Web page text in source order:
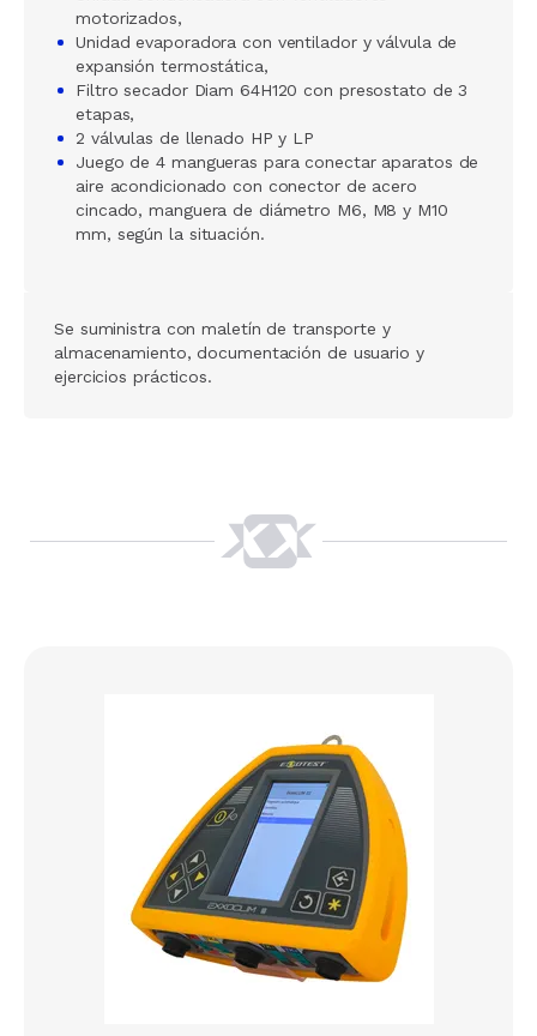
motorizados,
Unidad evaporadora con ventilador y válvula de
expansión termostática,
Filtro secador Diam 64H120 con presostato de 3
etapas,
2 válvulas de llenado HP y LP
Juego de 4 mangueras para conectar aparatos de
aire acondicionado con conector de acero
cincado, manguera de diámetro M6, M8 y M10
mm, según la situación.
Se suministra con maletín de transporte y
almacenamiento, documentación de usuario y
ejercicios prácticos.